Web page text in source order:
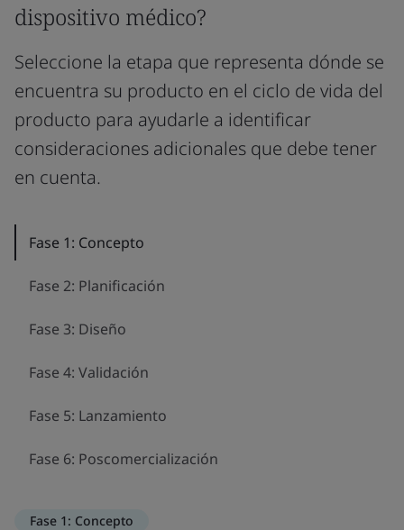
dispositivo médico?
Seleccione la etapa que representa dónde se
encuentra su producto en el ciclo de vida del
producto para ayudarle a identificar
consideraciones adicionales que debe tener
en cuenta.
Fase 1: Concepto
Fase 2: Planificación
Fase 3: Diseño
Fase 4: Validación
Fase 5: Lanzamiento
Fase 6: Poscomercialización
Fase 1: Concepto